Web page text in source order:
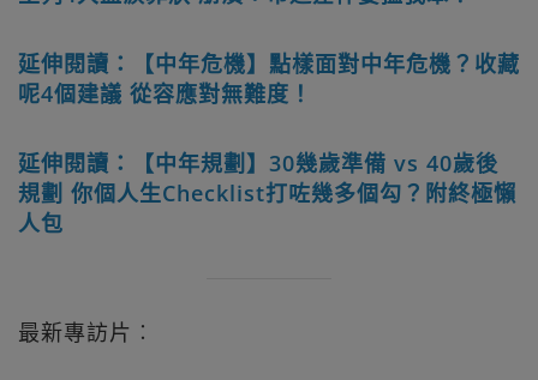
延伸閱讀：【中年危機】點樣面對中年危機？收藏
呢4個建議 從容應對無難度！
延伸閱讀：【中年規劃】30幾歲準備 vs 40歲後
規劃 你個人生Checklist打咗幾多個勾？附終極懶
人包
最新專訪片︰